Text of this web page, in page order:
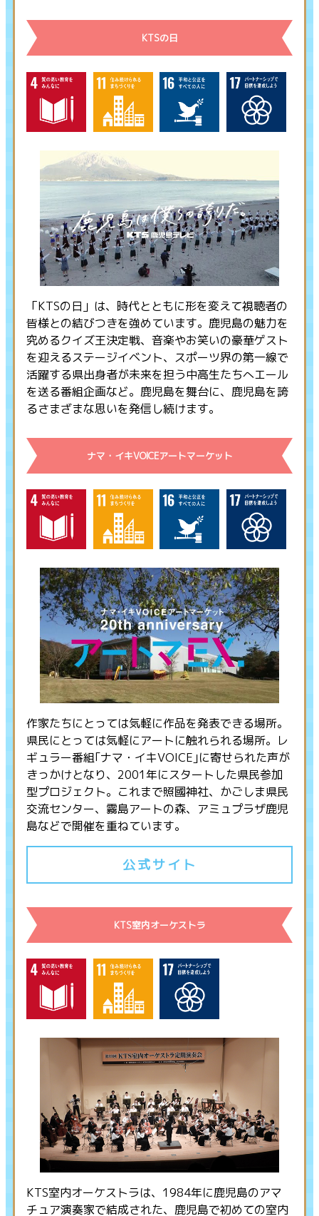
KTSの日
「KTSの日」は、時代とともに形を変えて視聴者の
皆様との結びつきを強めています。鹿児島の魅力を
究めるクイズ王決定戦、音楽やお笑いの豪華ゲスト
を迎えるステージイベント、スポーツ界の第一線で
活躍する県出身者が未来を担う中高生たちへエール
を送る番組企画など。鹿児島を舞台に、鹿児島を誇
るさまざまな思いを発信し続けます。
ナマ・イキVOICEアートマーケット
作家たちにとっては気軽に作品を発表できる場所。
県民にとっては気軽にアートに触れられる場所。レ
ギュラー番組｢ナマ・イキVOICE｣に寄せられた声が
きっかけとなり、2001年にスタートした県民参加
型プロジェクト。これまで照國神社、かごしま県民
交流センター、霧島アートの森、アミュプラザ鹿児
島などで開催を重ねています。
公式サイト
KTS室内オーケストラ
KTS室内オーケストラは、1984年に鹿児島のアマ
チュア演奏家で結成された、鹿児島で初めての室内